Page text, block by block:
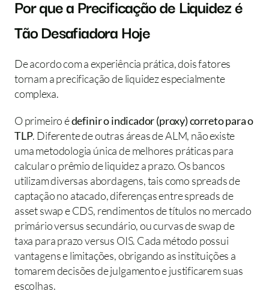
Por que a Precificação de Liquidez é
Tão Desafiadora Hoje
De acordo com a experiência prática, dois fatores
tornam a precificação de liquidez especialmente
complexa.
O primeiro é definir o indicador (proxy) correto para o
TLP. Diferente de outras áreas de ALM, não existe
uma metodologia única de melhores práticas para
calcular o prêmio de liquidez a prazo. Os bancos
utilizam diversas abordagens, tais como spreads de
captação no atacado, diferenças entre spreads de
asset swap e CDS, rendimentos de títulos no mercado
primário versus secundário, ou curvas de swap de
taxa para prazo versus OIS. Cada método possui
vantagens e limitações, obrigando as instituições a
tomarem decisões de julgamento e justificarem suas
escolhas.